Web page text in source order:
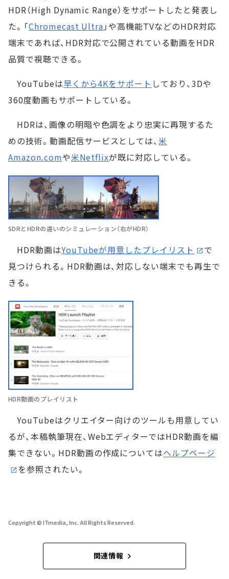
HDR（High Dynamic Range）をサポートしたと発表し
た。「Chromecast Ultra 」や高機能TVなどのHDR対応
端末であれば、HDR対応で公開されている動画をHDR
品質で視聴できる。
YouTubeは早くから4Kをサポート しており、3Dや
360度動画もサポートしている。
HDRは、画像の明暗や色調をより忠実に再現するた
めの技術。動画配信サービスとしては、米
Amazon.comや米Netflixが既に対応している。
SDRとHDRの違いのシミュレーション（右がHDR）
HDR動画はYouTubeが用意したプレイリスト
で
見つけられる。HDR動画は、対応しない端末でも再生で
きる。
HDR動画のプレイリスト
YouTubeはクリエイター向けのツールも用意してい
るが、本稿執筆現在、WebエディターではHDR動画を編
集できない。HDR動画の作成についてはヘルプページ
を参照されたい。
Copyright © ITmedia, Inc. All Rights Reserved.
関連情報